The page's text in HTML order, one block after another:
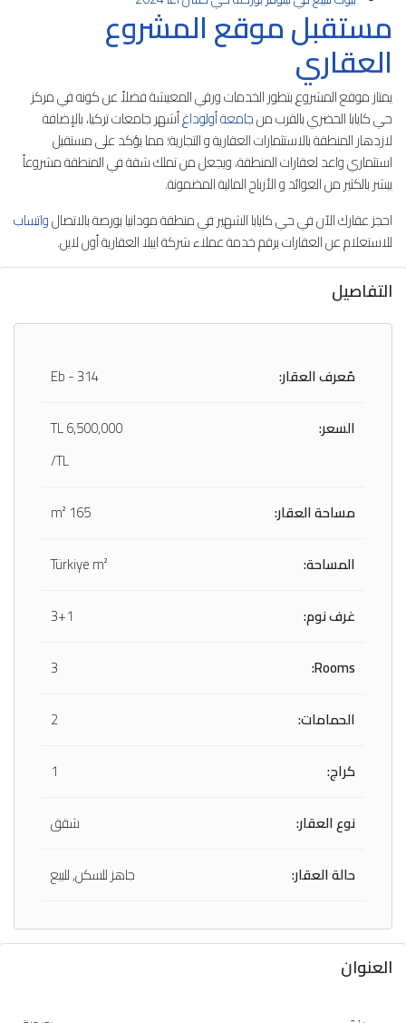
مستقبل موقع المشروع
العقاري
يمتاز موقع المشروع بتطور الخدمات ورقي المعيشة فضلاً عن كونه في مركز
حي كايابا الحضري بالقرب منجامعة أولوداغأشهر جامعات تركيا، بالإضافة
لازدهار المنطقة بالاستثمارات العقارية و التجارية؛ مما يؤكد على مستقبل
استثماري واعد لعقارات المنطقة، ويجعل من تملك شقة في المنطقة مشروعاً
يبشر بالكثير من العوائد و الأرباح المالية المضمونة.
احجز عقارك الآن في حي كايابا الشهير في منطقة مودانيا بورصة بالاتصالواتساب
للاستعلام عن العقارات برقم خدمة عملاء شركة ايبلا العقارية أون لاين.
التفاصيل
مُعرف العقار:
Eb - 314
السعر:
TL6,500,000
/TL
مساحة العقار:
165 m²
المساحة:
Türkiye m²
غرف نوم:
3+1
Rooms:
3
الحمامات:
2
كراج:
1
نوع العقار:
شقق
حالة العقار:
جاهز للسكن, للبيع
العنوان